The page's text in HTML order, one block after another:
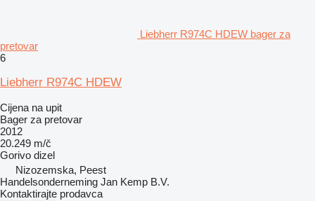
Liebherr R974C HDEW bager za
pretovar
6
Liebherr R974C HDEW
Cijena na upit
Bager za pretovar
2012
20.249 m/č
Gorivo dizel
Nizozemska, Peest
Handelsonderneming Jan Kemp B.V.
Kontaktirajte prodavca